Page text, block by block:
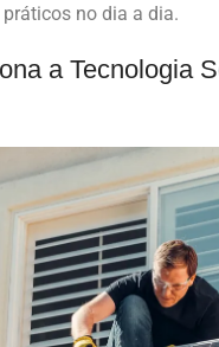
no dia a dia.
a Tecnologia